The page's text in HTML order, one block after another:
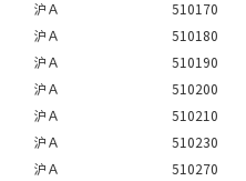
沪Ａ
510170
沪Ａ
510180
沪Ａ
510190
沪Ａ
510200
沪Ａ
510210
沪Ａ
510230
沪Ａ
510270